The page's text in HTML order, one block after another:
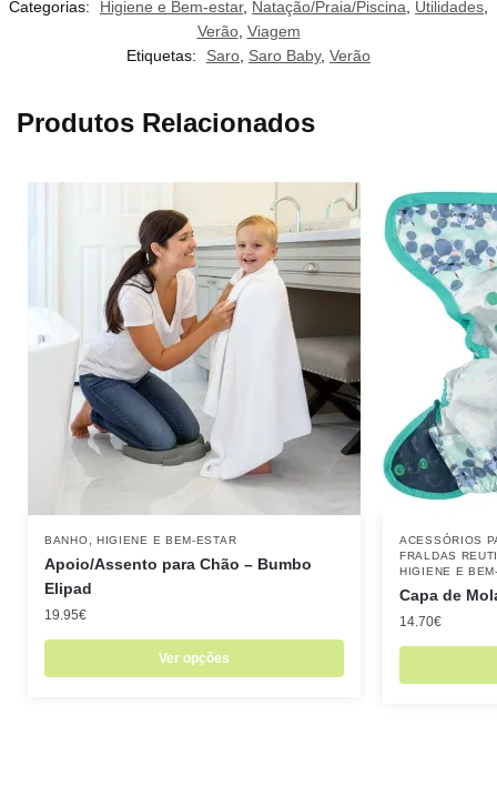
Categorias: Higiene e Bem-estar, Natação/Praia/Piscina, Utilidades,
Verão, Viagem
Etiquetas:
Saro, Saro Baby, Verão
Produtos Relacionados
BANHO HIGIENE E BEM-ESTAR
Apoio/Assento para Chão – Bumbo
Elipad
19.95€
Ver opções
ACESSÓRIOS
FRALDAS
HIGIENE E
Capa de
14.70€